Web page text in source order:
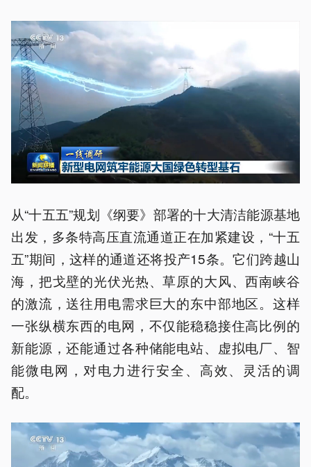
从“十五五”规划《纲要》部署的十大清洁能源基地
出发，多条特高压直流通道正在加紧建设，“十五
五”期间，这样的通道还将投产15条。它们跨越山
海，把戈壁的光伏光热、草原的大风、西南峡谷
的激流，送往用电需求巨大的东中部地区。这样
一张纵横东西的电网，不仅能稳稳接住高比例的
新能源，还能通过各种储能电站、虚拟电厂、智
能微电网，对电力进行安全、高效、灵活的调
配。